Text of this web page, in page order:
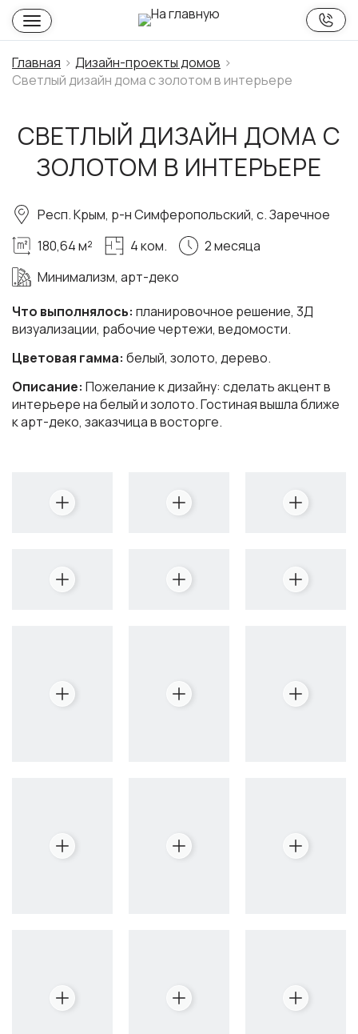
Главная
Дизайн-проекты домов
Светлый дизайн дома с золотом в интерьере
СВЕТЛЫЙ ДИЗАЙН ДОМА С
ЗОЛОТОМ В ИНТЕРЬЕРЕ
Что выполнялось: планировочное решение, 3Д
визуализации, рабочие чертежи, ведомости.
Цветовая гамма: белый, золото, дерево.
Описание: Пожелание к дизайну: сделать акцент в
интерьере на белый и золото. Гостиная вышла ближе
к арт-деко, заказчица в восторге.
Респ. Крым, р-н Симферопольский, с. Заречное
180,64 м²
4 ком.
2 месяца
Минимализм, арт-деко